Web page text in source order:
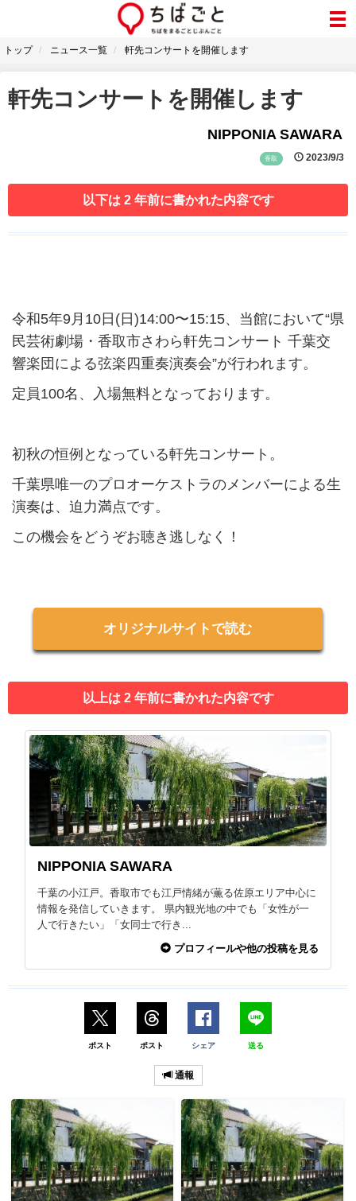
トップ ニュース一覧 軒先コンサートを開催します
軒先コンサートを開催します
NIPPONIA SAWARA
香取 2023/9/3
以下は 2 年前に書かれた内容です
令和5年9月10日(日)14:00〜15:15、当館において“県
民芸術劇場・香取市さわら軒先コンサート 千葉交
響楽団による弦楽四重奏演奏会”が行われます。
定員100名、入場無料となっております。
初秋の恒例となっている軒先コンサート。
千葉県唯一のプロオーケストラのメンバーによる生
演奏は、迫力満点です。
この機会をどうぞお聴き逃しなく！
オリジナルサイトで読む
以上は 2 年前に書かれた内容です
NIPPONIA SAWARA
千葉の小江戸。香取市でも江戸情緒が薫る佐原エリア中心に
情報を発信していきます。 県内観光地の中でも「女性が一
人で行きたい」「女同士で行き...
プロフィールや他の投稿を見る
ポスト ポスト シェア 送る
通報